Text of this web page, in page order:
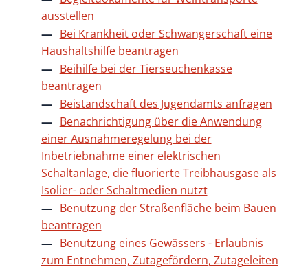
ausstellen
Bei Krankheit oder Schwangerschaft eine
Haushaltshilfe beantragen
Beihilfe bei der Tierseuchenkasse
beantragen
Beistandschaft des Jugendamts anfragen
Benachrichtigung über die Anwendung
einer Ausnahmeregelung bei der
Inbetriebnahme einer elektrischen
Schaltanlage, die fluorierte Treibhausgase als
Isolier- oder Schaltmedien nutzt
Benutzung der Straßenfläche beim Bauen
beantragen
Benutzung eines Gewässers - Erlaubnis
zum Entnehmen, Zutagefördern, Zutageleiten